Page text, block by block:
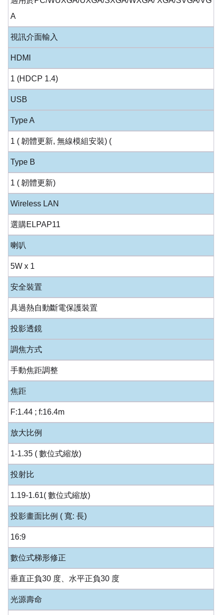
A
視訊介面輸入
HDMI
1 (HDCP 1.4)
USB
Type A
1 ( 韌體更新, 無線模組安裝) (
Type B
1 ( 韌體更新)
Wireless LAN
選購ELPAP11
喇叭
5W x 1
安全裝置
具過熱自動斷電保護裝置
投影透鏡
調焦方式
手動焦距調整
焦距
F:1.44 ; f:16.4m
放大比例
1-1.35 ( 數位式縮放)
投射比
1.19-1.61( 數位式縮放)
投影畫面比例 ( 寬: 長)
16:9
數位式梯形修正
垂直正負30 度、水平正負30 度
光源壽命